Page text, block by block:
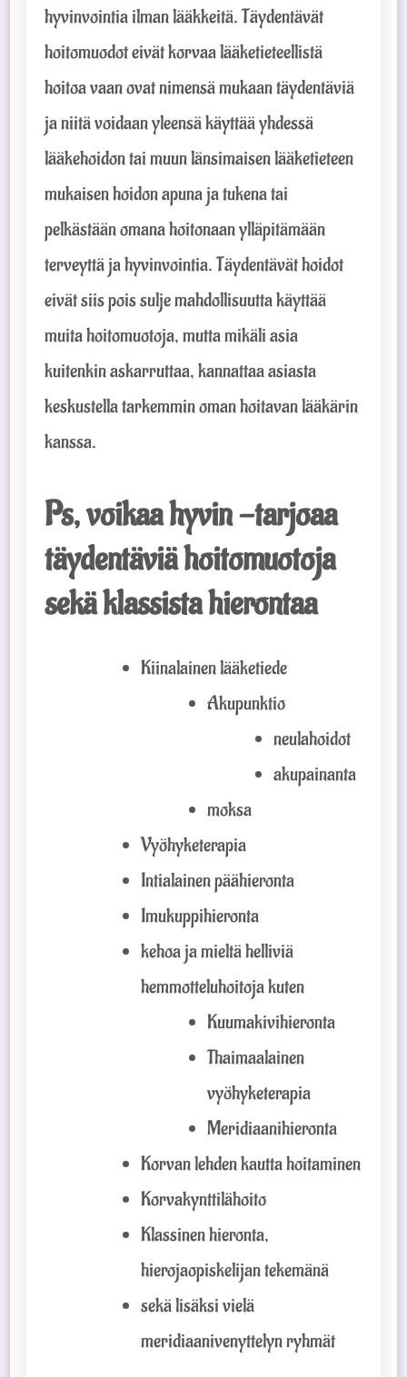
hyvinvointia ilman lääkkeitä. Täydentävät
hoitomuodot eivät korvaa lääketieteellistä
hoitoa vaan ovat nimensä mukaan täydentäviä
ja niitä voidaan yleensä käyttää yhdessä
lääkehoidon tai muun länsimaisen lääketieteen
mukaisen hoidon apuna ja tukena tai
pelkästään omana hoitonaan ylläpitämään
terveyttä ja hyvinvointia. Täydentävät hoidot
eivät siis pois sulje mahdollisuutta käyttää
muita hoitomuotoja, mutta mikäli asia
kuitenkin askarruttaa, kannattaa asiasta
keskustella tarkemmin oman hoitavan lääkärin
kanssa.
Ps, voikaa hyvin -tarjoaa
täydentäviä hoitomuotoja
sekä klassista hierontaa
Kiinalainen lääketiede
Akupunktio
neulahoidot
akupainanta
moksa
Vyöhyketerapia
Intialainen päähieronta
Imukuppihieronta
kehoa ja mieltä helliviä
hemmotteluhoitoja kuten
Kuumakivihieronta
Thaimaalainen
vyöhyketerapia
Meridiaanihieronta
Korvan lehden kautta hoitaminen
Korvakynttilähoito
Klassinen hieronta,
hierojaopiskelijan tekemänä
sekä lisäksi vielä
meridiaanivenyttelyn ryhmät